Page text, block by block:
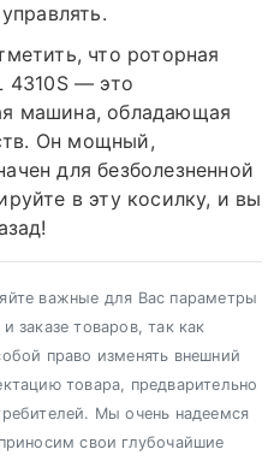
что роторная
4310S — это
машина, обладающая
Он мощный,
для безболезненной
в эту косилку, и вы
важные для Вас параметры
заказе товаров, так как
право изменять внешний
товара, предварительно
Мы очень надеемся
свои глубочайшие